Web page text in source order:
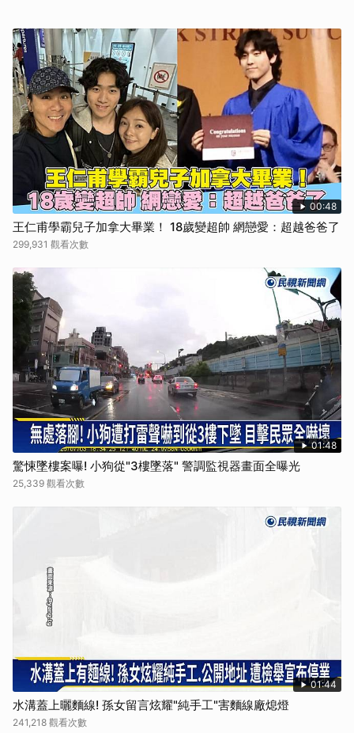
00:48
王仁甫學霸兒子加拿大畢業！ 18歲變超帥 網戀愛：超越爸爸了
299,931 觀看次數
01:48
驚悚墜樓案曝! 小狗從"3樓墜落" 警調監視器畫面全曝光
25,339 觀看次數
01:44
水溝蓋上曬麵線! 孫女留言炫耀"純手工"害麵線廠熄燈
241,218 觀看次數